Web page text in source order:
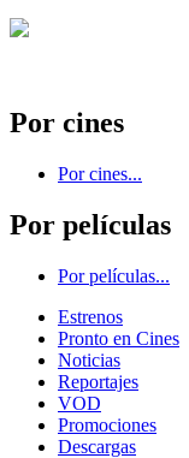
Por cines
Por cines...
Por películas
Por películas...
Estrenos
Pronto en Cines
Noticias
Reportajes
VOD
Promociones
Descargas